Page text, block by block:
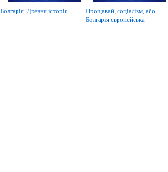
Болгарія. Древня історія
Прощавай, соціалізм, або
Болгарія європейська